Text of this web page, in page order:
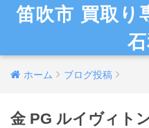
笛吹市 買取
ホーム ブログ投稿
金 PG ルイヴィト